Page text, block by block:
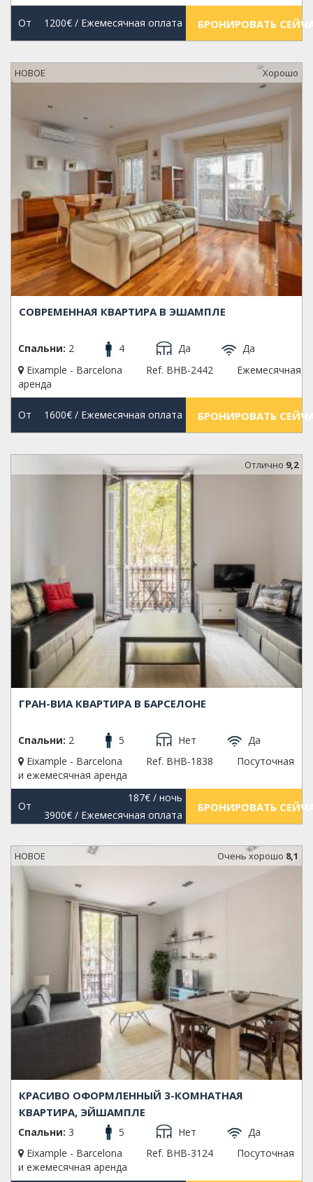
От 1200€/ Ежемесячная оплата БРОНИРОВАТЬ
НОВОЕ Xорошо
СОВРЕМЕННАЯ КВАРТИРА В ЭШАМПЛЕ
Спальни: 2 4 Да
Да
Eixample - Barcelona
Ref. BHB-2442
Ежемесячная
аренда
От 1600€/ Ежемесячная оплата БРОНИРОВАТЬ
Oтлично 9,2
ГРАН-ВИА КВАРТИРА В БАРСЕЛОНЕ
Спальни: 2 5 Нет
Да
Eixample - Barcelona
Ref. BHB-1838
Посуточная
и ежемесячная аренда
От
187€/ ночь
3900€/ Ежемесячная оплата
БРОНИРОВАТЬ
НОВОЕ Oчень хорошо 8,1
КРАСИВО ОФОРМЛЕННЫЙ 3-КОМНАТНАЯ
КВАРТИРА, ЭЙШАМПЛЕ
Спальни: 3 5 Нет
Да
Eixample - Barcelona
Ref. BHB-3124
Посуточная
и ежемесячная аренда